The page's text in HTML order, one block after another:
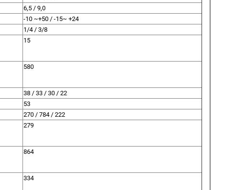
€
6,5 / 9,0
-10 ~+50 / -15~ +24
1/4 / 3/8
15
580
38 / 33 / 30 / 22
53
270 / 784 / 222
279
864
334